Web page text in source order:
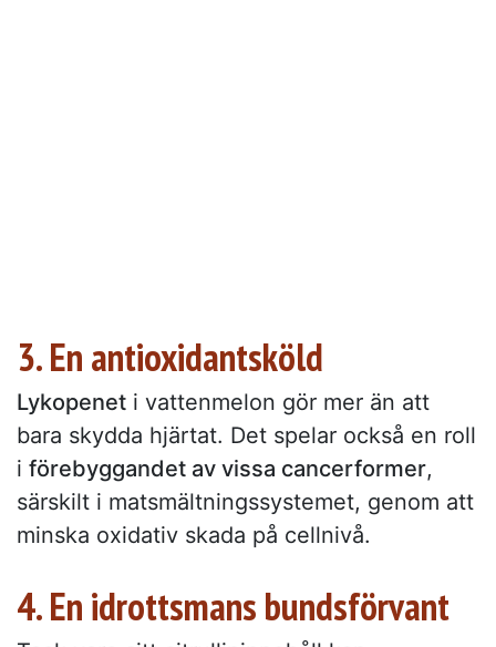
3. En antioxidantsköld
Lykopenet i vattenmelon gör mer än att
bara skydda hjärtat. Det spelar också en roll
i förebyggandet av vissa cancerformer,
särskilt i matsmältningssystemet, genom att
minska oxidativ skada på cellnivå.
4. En idrottsmans bundsförvant